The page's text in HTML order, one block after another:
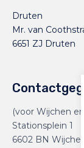
Druten
Mr. van
6651 ZJ Druten
(voor Wijchen en
Stationsplein 1
6602 BN Wijchen